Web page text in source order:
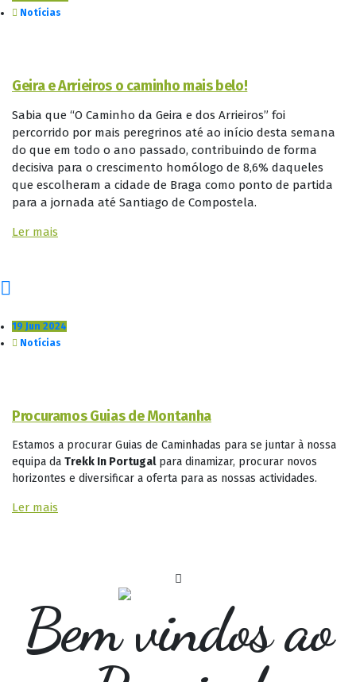
Notícias
Geira e Arrieiros o caminho mais belo!
Sabia que “O Caminho da Geira e dos Arrieiros” foi
percorrido por mais peregrinos até ao início desta semana
do que em todo o ano passado, contribuindo de forma
decisiva para o crescimento homólogo de 8,6% daqueles
que escolheram a cidade de Braga como ponto de partida
para a jornada até Santiago de Compostela.
Ler mais
19 Jun 2024
Notícias
Procuramos Guias de Montanha
Estamos a procurar Guias de Caminhadas para se juntar à nossa
equipa da Trekk In Portugalpara dinamizar, procurar novos
horizontes e diversificar a oferta para as nossas actividades.
Ler mais
Bem vindos ao